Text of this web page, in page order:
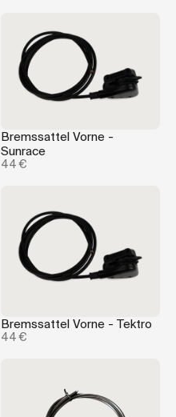
Bremssattel Vorne -
Sunrace
44 €
Bremssattel Vorne - Tektro
44 €